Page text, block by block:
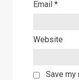
Email *
Website
Save my